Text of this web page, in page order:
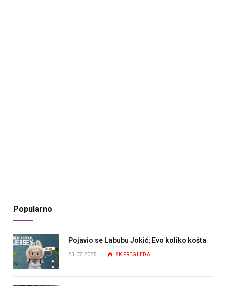
Popularno
Pojavio se Labubu Jokić; Evo koliko košta
23.07.2025. 8K PREGLEDA